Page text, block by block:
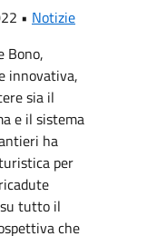
• Notizie
Bono,
innovativa,
sia il
e il sistema
ha
per
su tutto il
che